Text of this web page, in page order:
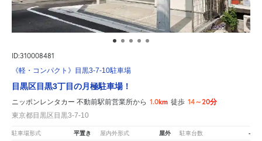
ID:310008481
《軽・コンパクト》目黒3-7-10駐車場
目黒区目黒3丁目の月極駐車場！
ニッポンレンタカー 不動前駅前営業所から 1.0km 徒歩 14～20分
東京都目黒区目黒3-7-10
駐車場形式 平置き 屋内外形式 屋外 駐車台数 -